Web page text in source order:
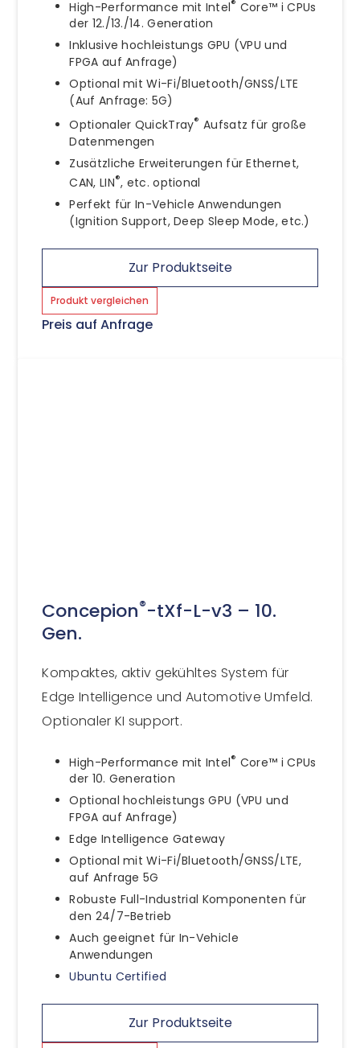
High-Performance mit Intel® Core™ i CPUs
der 12./13./14. Generation
Inklusive hochleistungs GPU (VPU und
FPGA auf Anfrage)
Optional mit Wi-Fi/Bluetooth/GNSS/LTE
(Auf Anfrage: 5G)
Optionaler QuickTray® Aufsatz für große
Datenmengen
Zusätzliche Erweiterungen für Ethernet,
CAN, LIN®, etc. optional
Perfekt für In-Vehicle Anwendungen
(Ignition Support, Deep Sleep Mode, etc.)
Zur Produktseite
Produkt vergleichen
Preis auf Anfrage
Concepion®-tXf-L-v3 – 10.
Gen.
Kompaktes, aktiv gekühltes System für
Edge Intelligence und Automotive Umfeld.
Optionaler KI support.
High-Performance mit Intel® Core™ i CPUs
der 10. Generation
Optional hochleistungs GPU (VPU und
FPGA auf Anfrage)
Edge Intelligence Gateway
Optional mit Wi-Fi/Bluetooth/GNSS/LTE,
auf Anfrage 5G
Robuste Full-Industrial Komponenten für
den 24/7-Betrieb
Auch geeignet für In-Vehicle
Anwendungen
Ubuntu Certified
Zur Produktseite